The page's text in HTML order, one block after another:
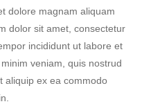
dolore magnam aliquam
dolor sit amet, consectetur
incididunt ut labore et
veniam, quis nostrud
aliquip ex ea commodo